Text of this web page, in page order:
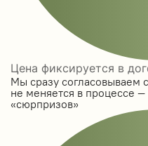
Цена фиксируется в
Мы сразу согласовываем
не меняется в процессе
«сюрпризов»